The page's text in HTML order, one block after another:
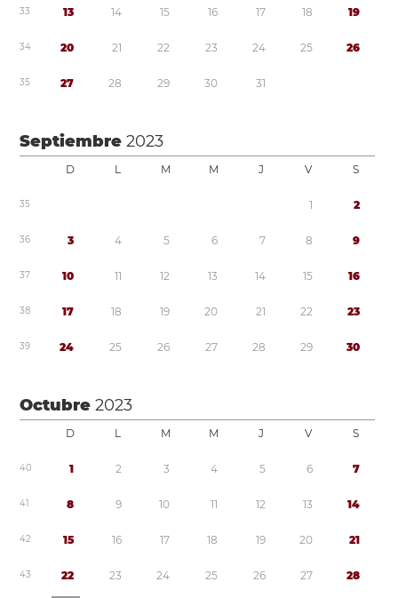
33 13 14 15 16 17 18 19
34 20 21 22 23 24 25 26
35 27 28 29 30 31
Septiembre2023
D L M M J V S
35 1 2
36 3 4 5 6 7 8 9
37 10 11 12 13 14 15 16
38 17 18 19 20 21 22 23
39 24 25 26 27 28 29 30
Octubre2023
D L M M J V S
40 1 2 3 4 5 6 7
41 8 9 10 11 12 13 14
42 15 16 17 18 19 20 21
43 22 23 24 25 26 27 28